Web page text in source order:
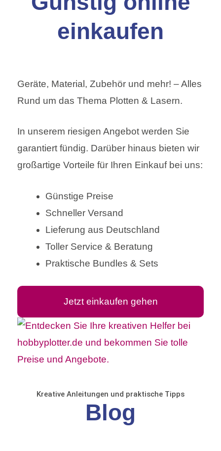
einkaufen
Geräte, Material, Zubehör und mehr! – Alles
Rund um das Thema Plotten & Lasern.
In unserem riesigen Angebot werden Sie
garantiert fündig. Darüber hinaus bieten wir
großartige Vorteile für Ihren Einkauf bei uns:
Günstige Preise
Schneller Versand
Lieferung aus Deutschland
Toller Service & Beratung
Praktische Bundles & Sets
Jetzt einkaufen gehen
Kreative Anleitungen und praktische Tipps
Blog